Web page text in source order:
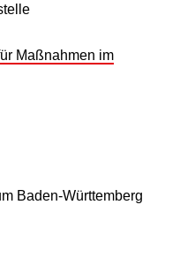
Maßnahmen im
Baden-Württemberg